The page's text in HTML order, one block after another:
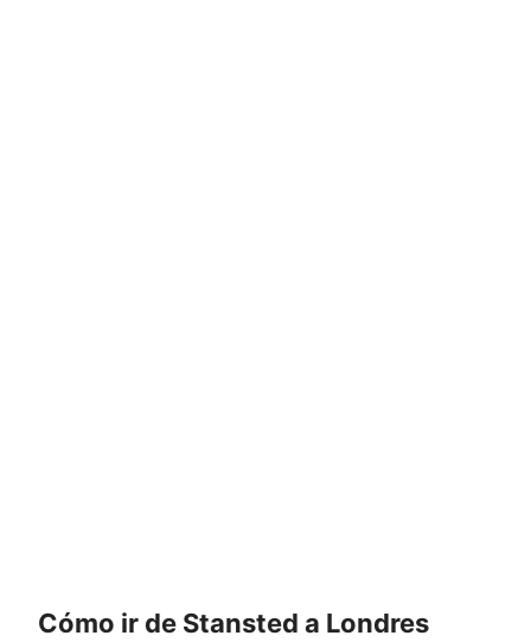
Cómo ir de Stansted a Londres